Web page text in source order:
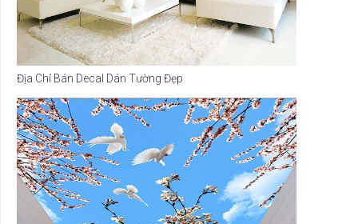
Địa Chỉ Bán Decal Dán Tường Đẹp